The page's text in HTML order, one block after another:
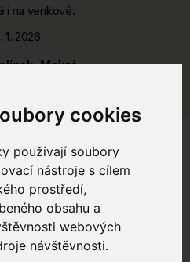
cookies
používají soubory
nástroje s cílem
prostředí,
obsahu a
webových
návštěvnosti.
i na venkově.
1. 2026
Mokré
internet
a mobil před viry, malwarem,